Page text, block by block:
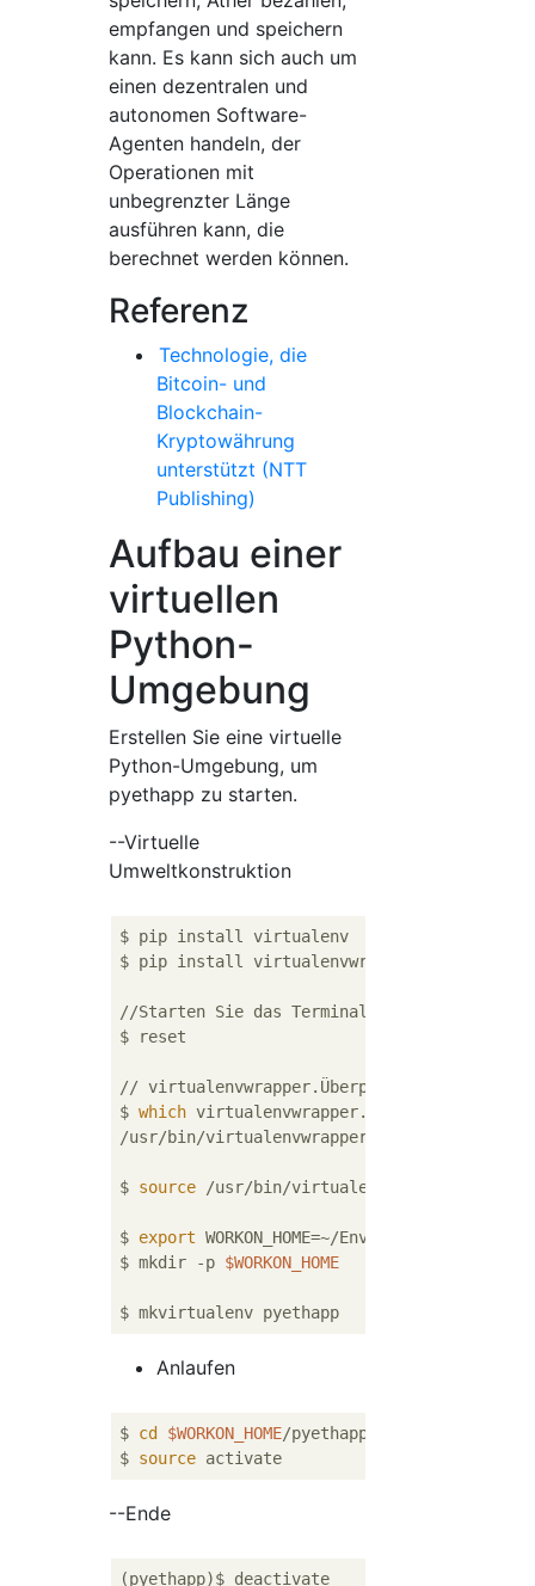
empfangen und speichern
kann. Es kann sich auch um
einen dezentralen und
autonomen Software-
Agenten handeln, der
Operationen mit
unbegrenzter Länge
ausführen kann, die
berechnet werden können.
Referenz
Technologie, die
Bitcoin- und
Blockchain-
Kryptowährung
unterstützt (NTT
Publishing)
Aufbau einer
virtuellen
Python-
Umgebung
Erstellen Sie eine virtuelle
Python-Umgebung, um
pyethapp zu starten.
--Virtuelle
Umweltkonstruktion
$ pip install virtualenv
$ pip install virtualenvwrapper
//Starten Sie das Terminal und den
$ reset
// virtualenvwrapper.Überprüfen Sie den
$ which virtualenvwrapper.sh
/usr/bin/virtualenvwrapper.sh
$ source /usr/bin/virtualenvwrapper.sh
$ export WORKON_HOME=~/Envs
$ mkdir -p $WORKON_HOME
Anlaufen
$ cd $WORKON_HOME/pyethapp/bin
$ source
--Ende